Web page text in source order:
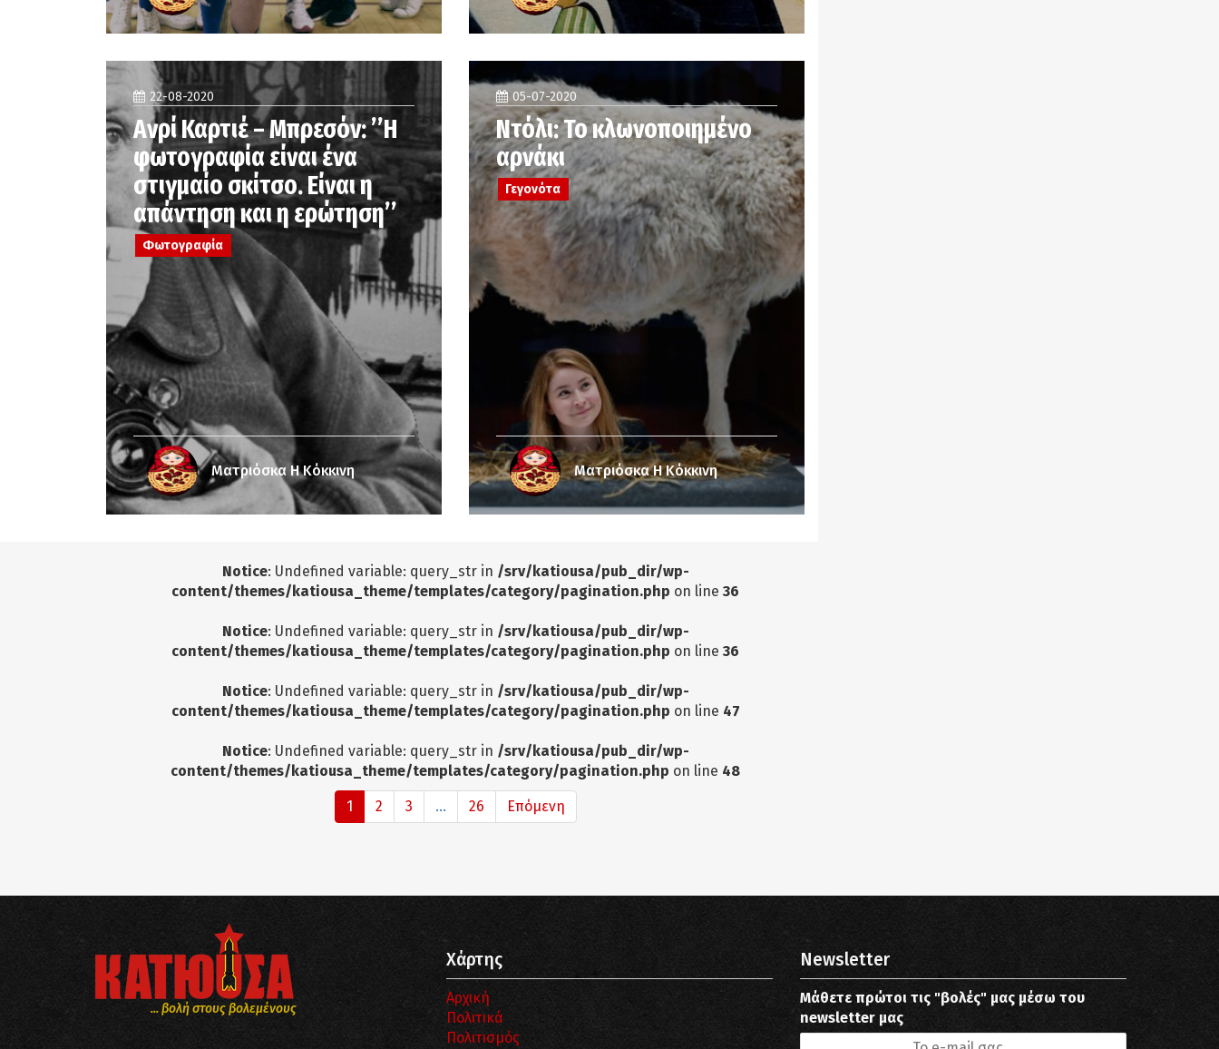
22-08-2020
Ανρί Καρτιέ – Μπρεσόν: ’’Η
φωτογραφία είναι ένα
στιγμαίο σκίτσο. Είναι η
απάντηση και η ερώτηση’’
Φωτογραφία
Ματριόσκα Η Κόκκινη
05-07-2020
Ντόλι: Το κλωνοποιημένο
αρνάκι
Γεγονότα
Ματριόσκα Η Κόκκινη
Notice: Undefined variable: query_str in /srv/katiousa/pub_dir/wp-
content/themes/katiousa_theme/templates/category/pagination.php on line 36
Notice: Undefined variable: query_str in /srv/katiousa/pub_dir/wp-
content/themes/katiousa_theme/templates/category/pagination.php on line 36
Notice: Undefined variable: query_str in /srv/katiousa/pub_dir/wp-
content/themes/katiousa_theme/templates/category/pagination.php on line 47
Notice: Undefined variable: query_str in /srv/katiousa/pub_dir/wp-
content/themes/katiousa_theme/templates/category/pagination.php on line 48
1 2 3 ... 26 Επόμενη
... βολή στους βολεμένους
Χάρτης
Αρχική
Πολιτικά
Πολιτισμός
Newsletter
Μάθετε πρώτοι τις "βολές" μας μέσω του
newsletter μας